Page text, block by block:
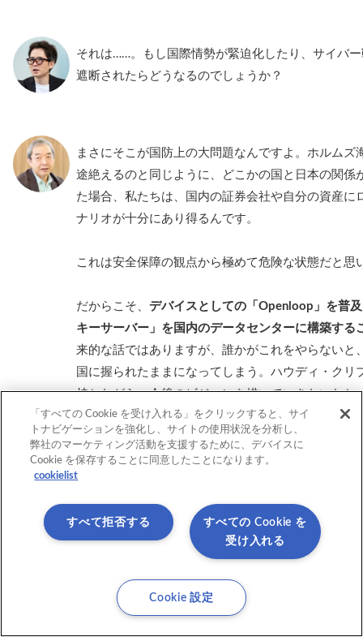
それは……。もし国際情勢が緊迫化したり、サイバ
遮断されたらどうなるのでしょうか？
まさにそこが国防上の大問題なんですよ。ホルムズ
途絶えるのと同じように、どこかの国と日本の関係
た場合、私たちは、国内の証券会社や自分の資産に
ナリオが十分にあり得るんです。
これは安全保障の観点から極めて危険な状態だと思
だからこそ、 デバイスとしての「Openloop」を普
キーサーバー」を国内のデータセンターに構築する
来的な話ではありますが、誰かがこれをやらないと
国に握られたままになってしまう。ハウディ・クリ
持ちながら、今後のビジョンを描いていきたいなと
アステリアさんとも、これからの日本のWeb3イン
色々と共同で仕掛けていきたいですね！
「すべての Cookie を受け入れる」をクリックすると、サイ
トナビゲーションを強化し、サイトの使用状況を分析し、
弊社のマーケティング活動を支援するために、デバイスに
Cookie を保存することに同意したことになります。
cookielist
すべての Cookie を
受け入れる
すべて拒否する
Cookie 設定